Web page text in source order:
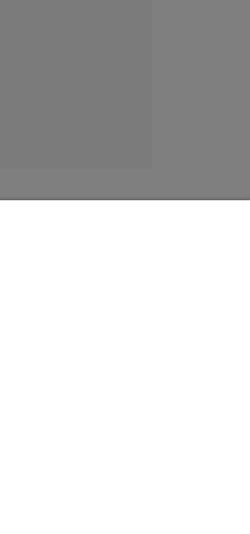
TEL: 664-028-239